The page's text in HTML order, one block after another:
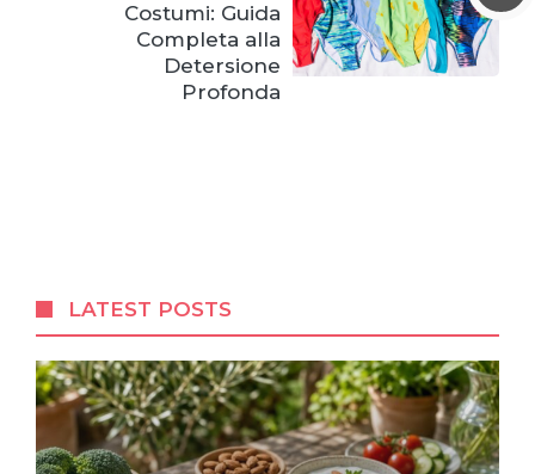
Costumi: Guida
Completa alla
Detersione
Profonda
LATEST POSTS